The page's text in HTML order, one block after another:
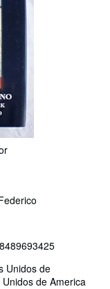
Unidos de
de America